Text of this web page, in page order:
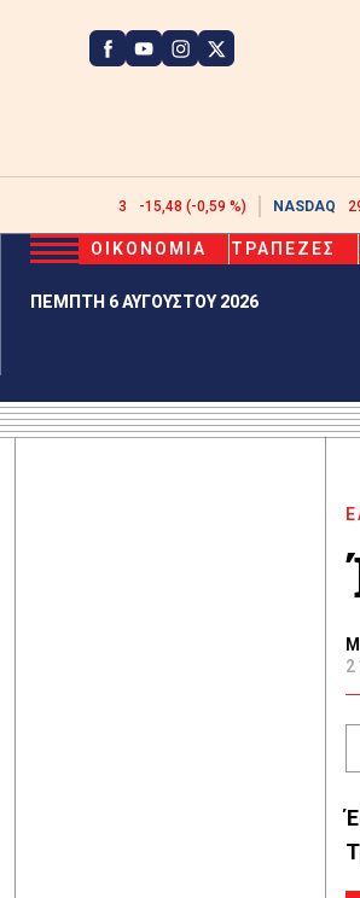
2608,43 -15,48 (-0,59 %) NASDAQ
ΠΕΜΠΤΗ 6 ΑΥΓΟΥΣΤΟΥ 2026
ΟΙΚΟΝΟΜΙΑ ΤΡΑΠΕΖΕΣ